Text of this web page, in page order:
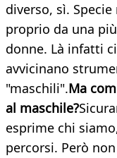
diverso, sì.
proprio da una
donne. Là infatti
avvicinano
"maschili".Ma
al maschile?
esprime chi
percorsi. Però